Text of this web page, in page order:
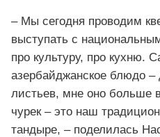
– Мы сегодня проводим
выступать с
про культуру, про кухню.
азербайджанское блюдо
листьев, мне оно больше
чурек – это наш
тандыре, – поделилась